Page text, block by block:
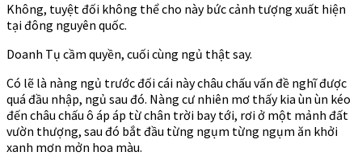
Không, tuyệt đối không thể cho này bức cảnh tượng xuất hiện
tại đông nguyên quốc.
Doanh Tụ cầm quyền, cuối cùng ngủ thật say.
Có lẽ là nàng ngủ trước đối cái này châu chấu vấn đề nghĩ được
quá đầu nhập, ngủ sau đó. Nàng cư nhiên mơ thấy kia ùn ùn kéo
đến châu chấu ô áp áp từ chân trời bay tới, rơi ở một mảnh đất
vườn thượng, sau đó bắt đầu từng ngụm từng ngụm ăn khởi
xanh mơn mởn hoa màu.